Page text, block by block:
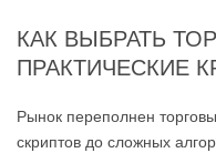
КАК ВЫБРАТЬ
ПРАКТИЧЕСКИЕ
Рынок переполнен
скриптов до сложных